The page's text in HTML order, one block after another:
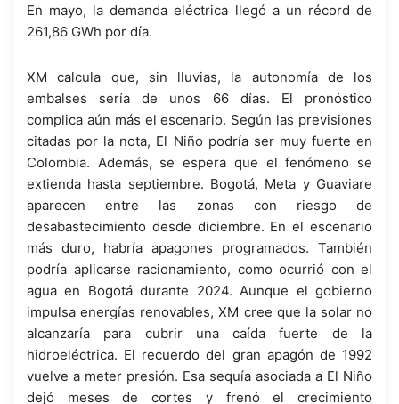
En mayo, la demanda eléctrica llegó a un récord de
261,86 GWh por día.
XM calcula que, sin lluvias, la autonomía de los
embalses sería de unos 66 días. El pronóstico
complica aún más el escenario. Según las previsiones
citadas por la nota, El Niño podría ser muy fuerte en
Colombia. Además, se espera que el fenómeno se
extienda hasta septiembre. Bogotá, Meta y Guaviare
aparecen entre las zonas con riesgo de
desabastecimiento desde diciembre. En el escenario
más duro, habría apagones programados. También
podría aplicarse racionamiento, como ocurrió con el
agua en Bogotá durante 2024. Aunque el gobierno
impulsa energías renovables, XM cree que la solar no
alcanzaría para cubrir una caída fuerte de la
hidroeléctrica. El recuerdo del gran apagón de 1992
vuelve a meter presión. Esa sequía asociada a El Niño
dejó meses de cortes y frenó el crecimiento